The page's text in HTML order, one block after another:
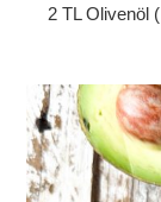
2 TL Olivenöl